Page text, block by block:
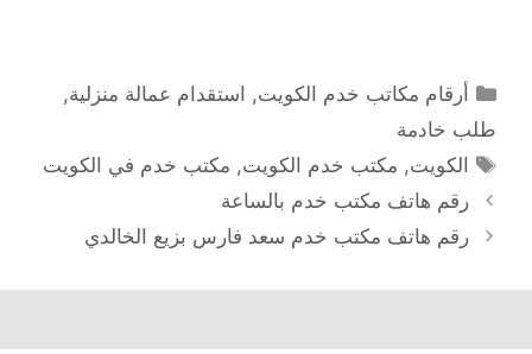
التصنيفات
أرقام مكاتب خدم الكويت, استقدام عمالة منزلية,
طلب خادمة
الوسوم
الكويت, مكتب خدم الكويت, مكتب خدم في الكويت
رقم هاتف مكتب خدم بالساعة
رقم هاتف مكتب خدم سعد فارس بزيع الخالدي